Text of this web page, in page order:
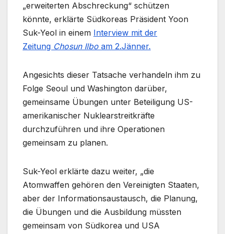
„erweiterten Abschreckung“ schützen
könnte, erklärte Südkoreas Präsident Yoon
Suk-Yeol in einem Interview mit der
Zeitung Chosun Ilbo am 2.Jänner.
Angesichts dieser Tatsache verhandeln ihm zu
Folge Seoul und Washington darüber,
gemeinsame Übungen unter Beteiligung US-
amerikanischer Nuklearstreitkräfte
durchzuführen und ihre Operationen
gemeinsam zu planen.
Suk-Yeol erklärte dazu weiter, „die
Atomwaffen gehören den Vereinigten Staaten,
aber der Informationsaustausch, die Planung,
die Übungen und die Ausbildung müssten
gemeinsam von Südkorea und USA